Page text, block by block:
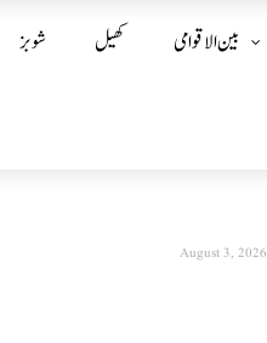
شوبز کھیل بین الا قوامی
August 3, 2026